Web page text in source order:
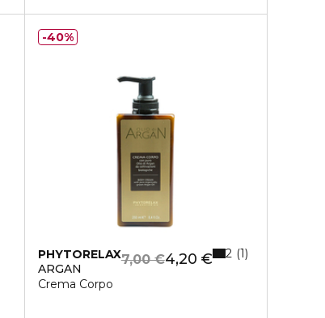
PHYTORELAX
ARGAN
Crema Corpo
4,20 €
7,00 € 2 1
40%